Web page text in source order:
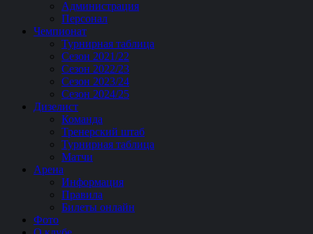
Администрация
Персонал
Чемпионат
Турнирная таблица
Сезон 2021/22
Сезон 2022/23
Сезон 2023/24
Сезон 2024/25
Дизелист
Команда
Тренерский штаб
Турнирная таблица
Матчи
Арена
Информация
Правила
Билеты онлайн
Фото